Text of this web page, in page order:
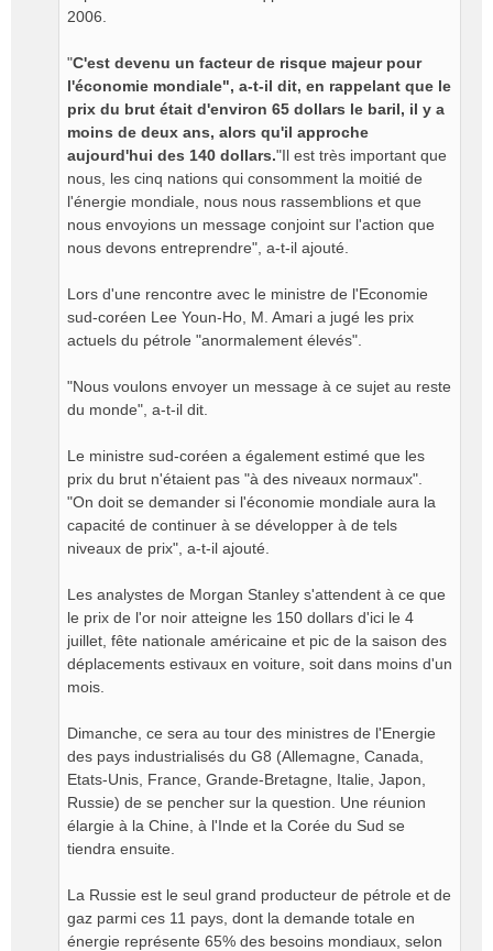
2006.
"C'est devenu un facteur de risque majeur pour
l'économie mondiale", a-t-il dit, en rappelant que le
prix du brut était d'environ 65 dollars le baril, il y a
moins de deux ans, alors qu'il approche
aujourd'hui des 140 dollars."Il est très important que
nous, les cinq nations qui consomment la moitié de
l'énergie mondiale, nous nous rassemblions et que
nous envoyions un message conjoint sur l'action que
nous devons entreprendre", a-t-il ajouté.
Lors d'une rencontre avec le ministre de l'Economie
sud-coréen Lee Youn-Ho, M. Amari a jugé les prix
actuels du pétrole "anormalement élevés".
"Nous voulons envoyer un message à ce sujet au reste
du monde", a-t-il dit.
Le ministre sud-coréen a également estimé que les
prix du brut n'étaient pas "à des niveaux normaux".
"On doit se demander si l'économie mondiale aura la
capacité de continuer à se développer à de tels
niveaux de prix", a-t-il ajouté.
Les analystes de Morgan Stanley s'attendent à ce que
le prix de l'or noir atteigne les 150 dollars d'ici le 4
juillet, fête nationale américaine et pic de la saison des
déplacements estivaux en voiture, soit dans moins d'un
mois.
Dimanche, ce sera au tour des ministres de l'Energie
des pays industrialisés du G8 (Allemagne, Canada,
Etats-Unis, France, Grande-Bretagne, Italie, Japon,
Russie) de se pencher sur la question. Une réunion
élargie à la Chine, à l'Inde et la Corée du Sud se
tiendra ensuite.
La Russie est le seul grand producteur de pétrole et de
gaz parmi ces 11 pays, dont la demande totale en
énergie représente 65% des besoins mondiaux, selon